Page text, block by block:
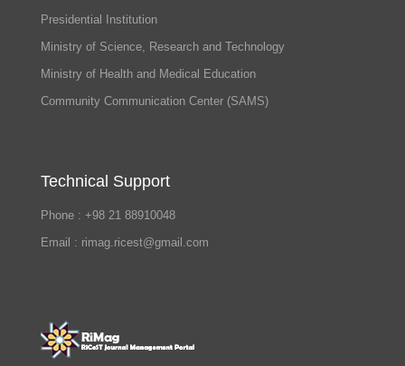
Presidential Institution
Ministry of Science, Research and Technology
Ministry of Health and Medical Education
Community Communication Center (SAMS)
Technical Support
Phone : +98 21 88910048
Email : rimag.ricest@gmail.com